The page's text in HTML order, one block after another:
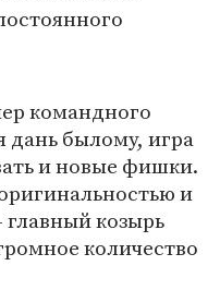
командного
дань былому, игра
и новые фишки.
и
козырь
количество